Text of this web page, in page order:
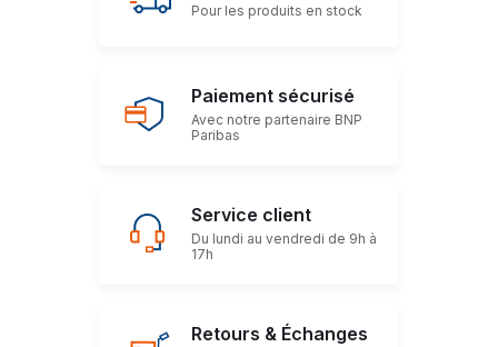
Pour les produits en stock
Paiement sécurisé
Avec notre partenaire BNP
Paribas
Service client
Du lundi au vendredi de 9h à
17h
Retours & Échanges